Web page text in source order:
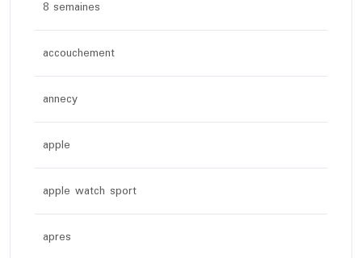
8 semaines
accouchement
annecy
apple
apple watch sport
apres